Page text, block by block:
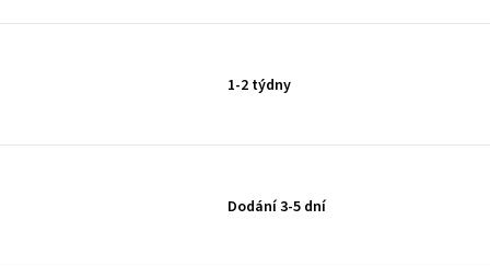
1-2 týdny
Dodání 3-5 dní